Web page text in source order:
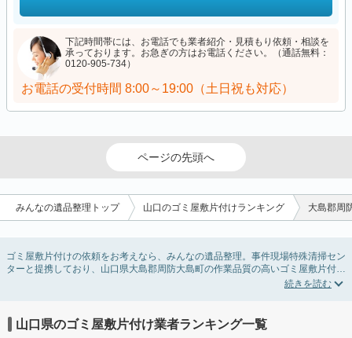
下記時間帯には、お電話でも業者紹介・見積もり依頼・相談を
承っております。お急ぎの方はお電話ください。（通話無料：
0120-905-734）
お電話の受付時間 8:00～19:00（土日祝も対応）
ページの先頭へ
みんなの遺品整理トップ 山口のゴミ屋敷片付けランキング 大島郡周
ゴミ屋敷片付けの依頼をお考えなら、みんなの遺品整理。事件現場特殊清掃セン
ターと提携しており、山口県大島郡周防大島町の作業品質の高いゴミ屋敷片付け
業者を掲載しています。汚部屋の片付けに伴う不用品の処分・回収・引き取りか
消臭脱臭など絞り込み条件を利用し検索してみましょう。ゴミ屋敷になってしま
う方は高齢で体力的に掃除するのが難しい、認知症やセルフネグレクトになって
山口県のゴミ屋敷片付け業者ランキング一覧